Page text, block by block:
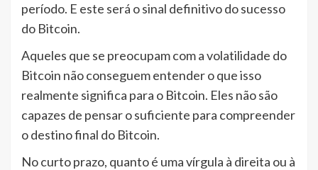
período. E este será o sinal definitivo do sucesso
do Bitcoin.
Aqueles que se preocupam com a volatilidade do
Bitcoin não conseguem entender o que isso
realmente significa para o Bitcoin. Eles não são
capazes de pensar o suficiente para compreender
o destino final do Bitcoin.
No curto prazo, quanto é uma vírgula à direita ou à